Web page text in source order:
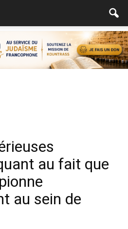
au fait que
au sein de